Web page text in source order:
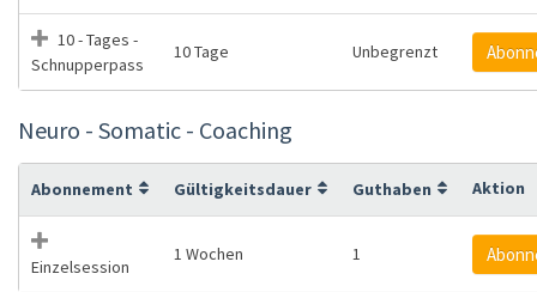
10 - Tages -
Schnupperpass
10 Tage Unbegrenzt
Neuro - Somatic - Coaching
Abonnement Gültigkeitsdauer Guthaben Aktion
Einzelsession
1 Wochen 1